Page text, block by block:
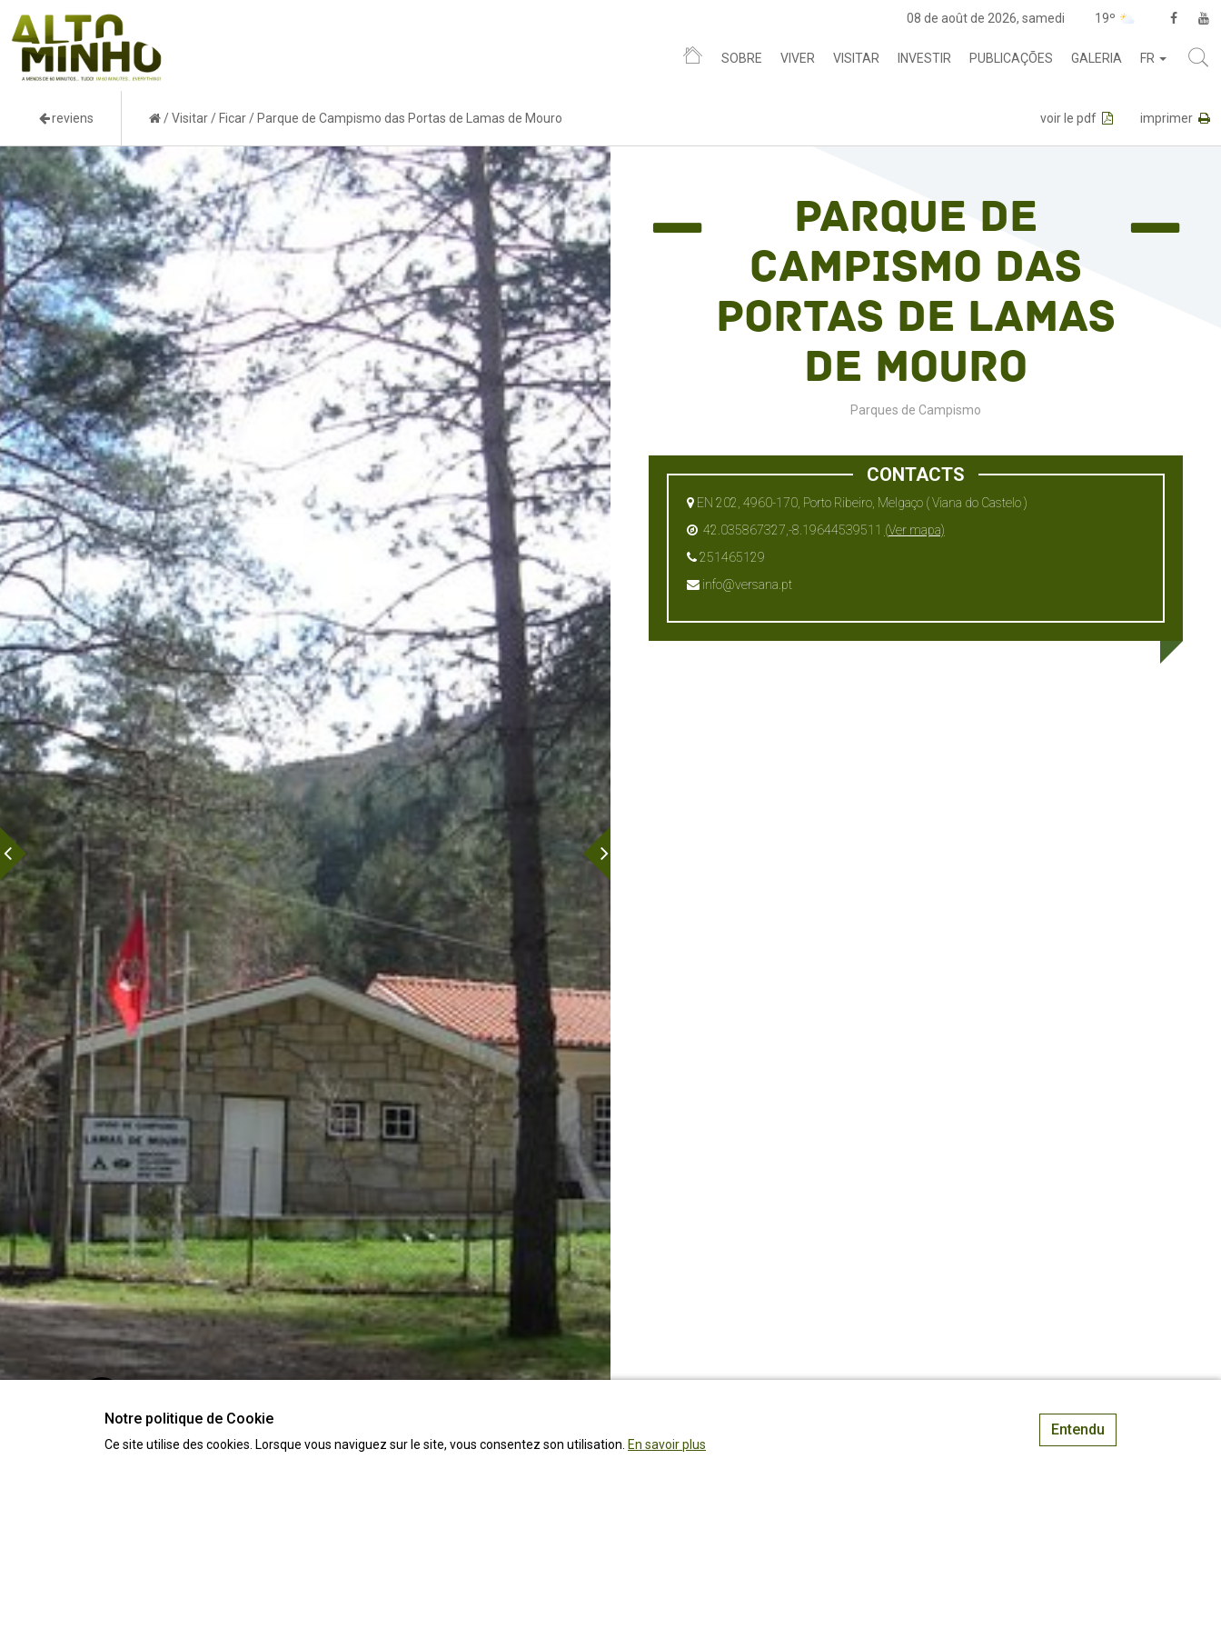
08 de août de 2026, samedi 19º
SOBRE VIVER VISITAR INVESTIR PUBLICAÇÕES GALERIA FR
reviens /Visitar/ Ficar/ Parque de Campismo das Portas de Lamas de Mouro voir le pdf imprimer
Parque de
Campismo das
Portas de Lamas
de Mouro
Parques de Campismo
CONTACTS
EN 202, 4960-170, Porto Ribeiro, Melgaço ( Viana do Castelo )
42.035867327,-8.19644539511 (Ver mapa)
251465129
info@versana.pt
Notre politique de Cookie
Ce site utilise des cookies. Lorsque vous naviguez sur le site, vous consentez son utilisation. En savoir plus
Entendu